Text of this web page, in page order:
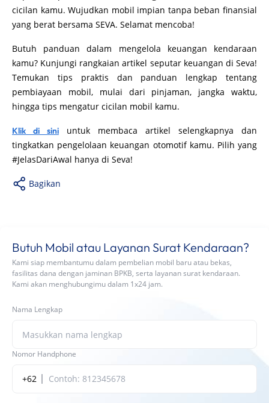
cicilan kamu. Wujudkan mobil impian tanpa beban finansial
yang berat bersama SEVA. Selamat mencoba!
Butuh panduan dalam mengelola keuangan kendaraan
kamu? Kunjungi rangkaian artikel seputar keuangan di Seva!
Temukan tips praktis dan panduan lengkap tentang
pembiayaan mobil, mulai dari pinjaman, jangka waktu,
hingga tips mengatur cicilan mobil kamu.
Klik di sini untuk membaca artikel selengkapnya dan
tingkatkan pengelolaan keuangan otomotif kamu. Pilih yang
#JelasDariAwal hanya di Seva!
Bagikan
Butuh Mobil atau Layanan Surat Kendaraan?
Kami siap membantumu dalam pembelian mobil baru atau bekas,
fasilitas dana dengan jaminan BPKB, serta layanan surat kendaraan.
Kami akan menghubungimu dalam 1x24 jam.
Nama Lengkap
Nomor Handphone
+62